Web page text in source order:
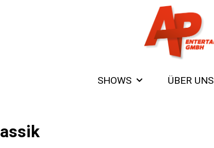
SHOWS ÜBER UNS